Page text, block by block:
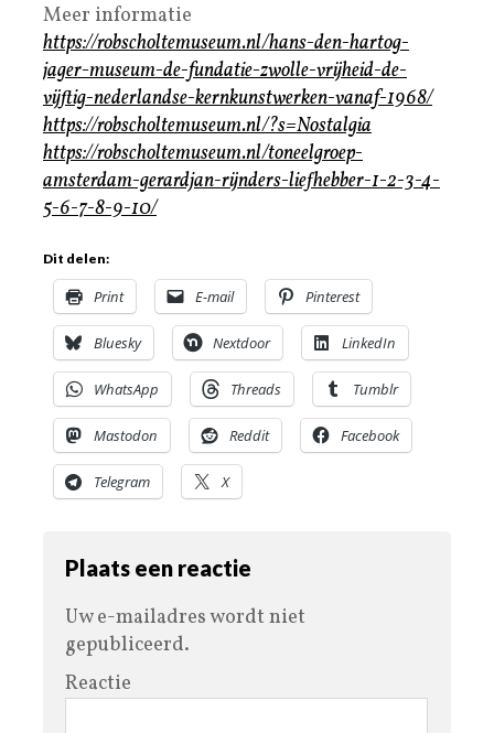
Meer informatie
https://robscholtemuseum.nl/hans-den-hartog-
jager-museum-de-fundatie-zwolle-vrijheid-de-
vijftig-nederlandse-kernkunstwerken-vanaf-1968/
https://robscholtemuseum.nl/?s=Nostalgia
https://robscholtemuseum.nl/toneelgroep-
amsterdam-gerardjan-rijnders-liefhebber-1-2-3-4-
5-6-7-8-9-10/
Dit delen:
Print E-mail Pinterest
Bluesky Nextdoor LinkedIn
WhatsApp Threads Tumblr
Mastodon Reddit Facebook
Telegram X
Plaats een reactie
Uw e-mailadres wordt niet
gepubliceerd.
Reactie